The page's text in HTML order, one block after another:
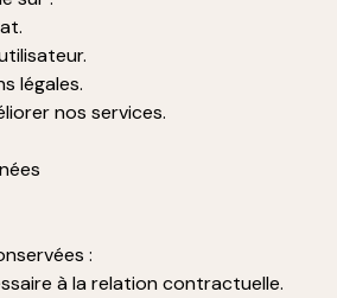
légales.
nos services.
:
à la relation contractuelle.